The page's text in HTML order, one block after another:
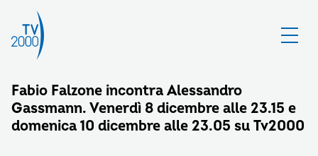
Fabio Falzone incontra Alessandro
Gassmann. Venerdì 8 dicembre alle 23.15 e
domenica 10 dicembre alle 23.05 su Tv2000